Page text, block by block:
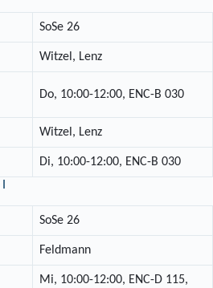
SoSe 26
Witzel, Lenz
Do, 10:00-12:00, ENC-B 030
Witzel, Lenz
Di, 10:00-12:00, ENC-B 030
SoSe 26
Feldmann
Mi, 10:00-12:00, ENC-D 115,